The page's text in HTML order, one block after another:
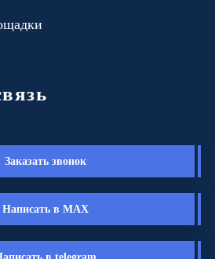
Заказать звонок
Написать в MAX